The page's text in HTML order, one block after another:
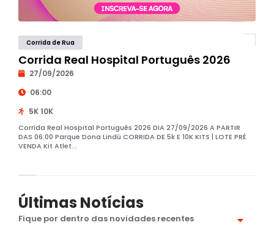
Corrida de Rua
Corrida Real Hospital Português 2026
27/09/2026
06:00
5K 10K
Corrida Real Hospital Português 2026 DIA 27/09/2026 A PARTIR
DAS 06:00 Parque Dona Lindú CORRIDA DE 5k E 10K KITS | LOTE PRÉ
VENDA Kit Atlet...
Últimas Notícias
Fique por dentro das novidades recentes